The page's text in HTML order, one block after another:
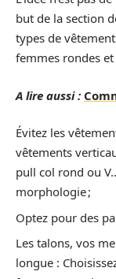
but de la section
types de
femmes rondes
A lire aussi :
Évitez les
vêtements
pull col rond ou
morphologie ;
Optez pour des
Les talons, vos
longue :